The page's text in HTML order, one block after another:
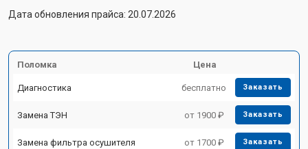
Дата обновления прайса: 20.07.2026
Поломка Цена
Диагностика бесплатно Заказать
Замена ТЭН от 1900 ₽ Заказать
Замена фильтра осушителя от 1700 ₽ Заказать